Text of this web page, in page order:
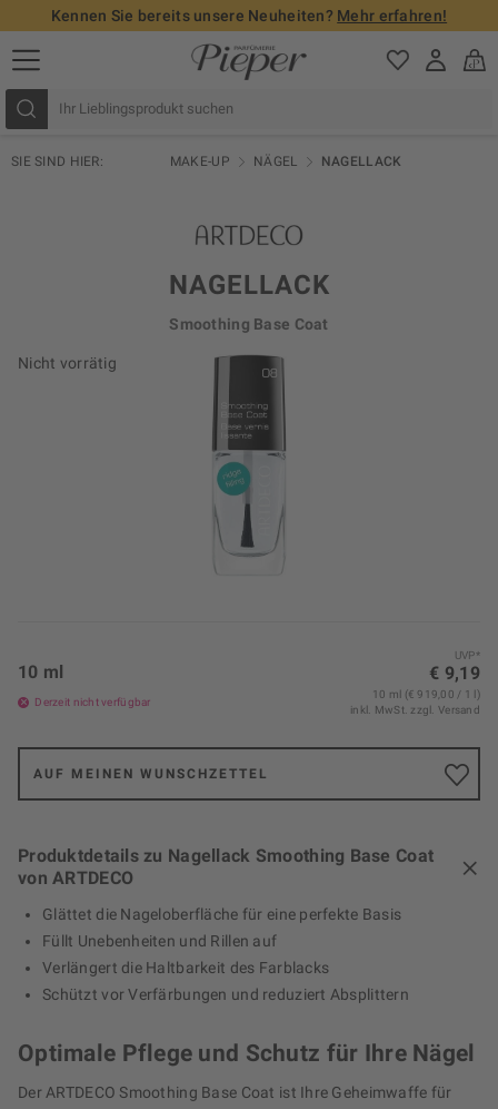
Kennen Sie bereits unsere Neuheiten? Mehr erfahren!
SIE SIND HIER: MAKE-UP NÄGEL NAGELLACK
Nicht vorrätig
NAGELLACK
Smoothing Base Coat
UVP*
€ 9,19
10 ml
Derzeit nicht verfügbar
10 ml (€ 919,00 / 1 l)
inkl. MwSt.zzgl. Versand
AUF MEINEN WUNSCHZETTEL
Produktdetails zu Nagellack Smoothing Base Coat
von ARTDECO
Glättet die Nageloberfläche für eine perfekte Basis
Füllt Unebenheiten und Rillen auf
Verlängert die Haltbarkeit des Farblacks
Schützt vor Verfärbungen und reduziert Absplittern
Optimale Pflege und Schutz für Ihre Nägel
Der ARTDECO Smoothing Base Coat ist Ihre Geheimwaffe für